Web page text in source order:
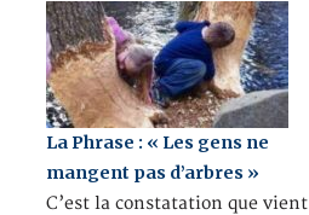
La Phrase : « Les gens ne
mangent pas d’arbres »
C’est la constatation que vient